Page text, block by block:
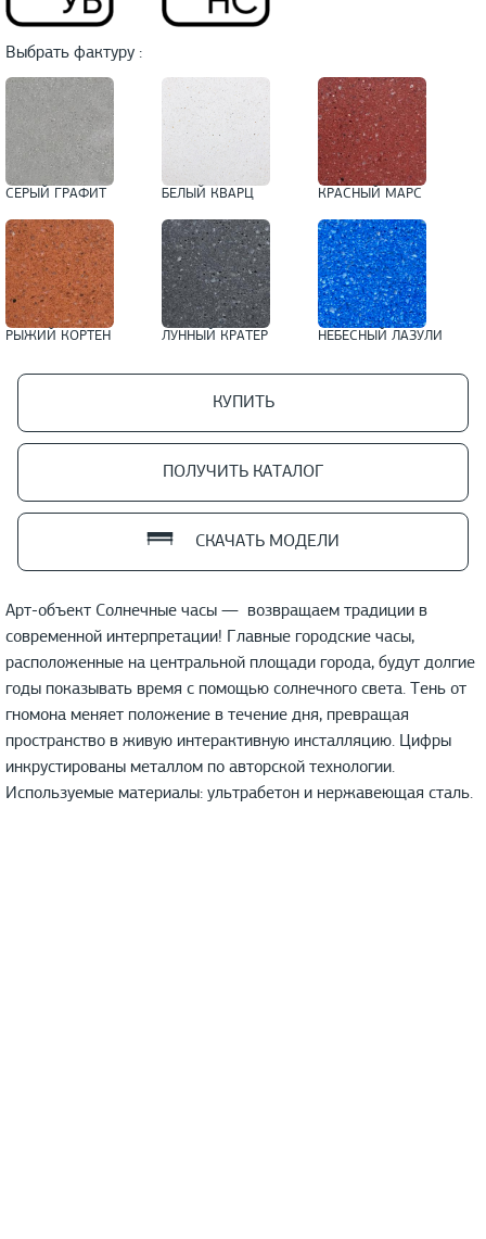
Выбрать фактуру :
СЕРЫЙ ГРАФИТ БЕЛЫЙ КВАРЦ КРАСНЫЙ МАРС
РЫЖИЙ КОРТЕН ЛУННЫЙ КРАТЕР НЕБЕСНЫЙ ЛАЗУЛИ
КУПИТЬ
ПОЛУЧИТЬ КАТАЛОГ
СКАЧАТЬ МОДЕЛИ
Арт-объект Солнечные часы — возвращаем традиции в
современной интерпретации! Главные городские часы,
расположенные на центральной площади города, будут долгие
годы показывать время с помощью солнечного света. Тень от
гномона меняет положение в течение дня, превращая
пространство в живую интерактивную инсталляцию. Цифры
инкрустированы металлом по авторской технологии.
Используемые материалы: ультрабетон и нержавеющая сталь.